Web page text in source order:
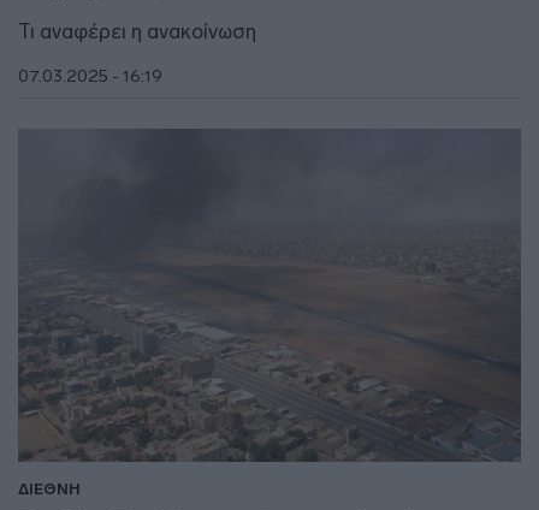
Τι αναφέρει η ανακοίνωση
07.03.2025 - 16:19
ΔΙΕΘΝΗ